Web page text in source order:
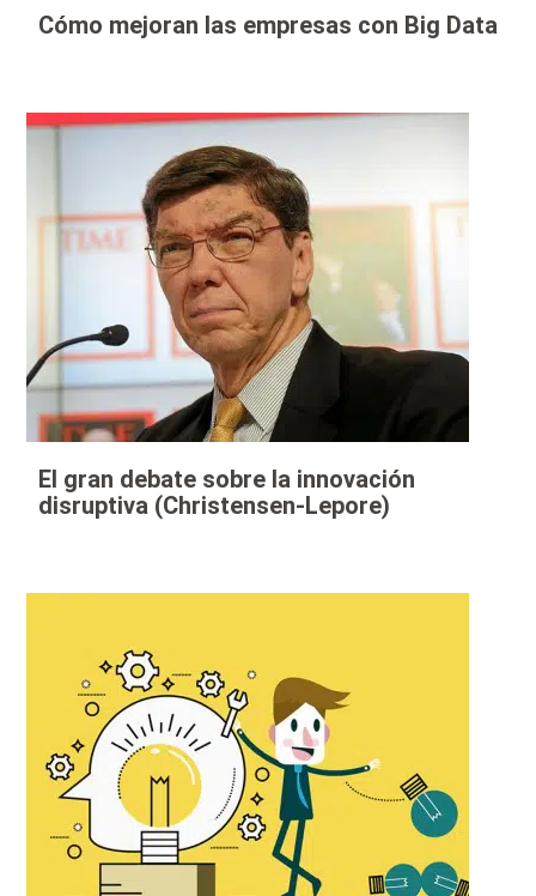
Cómo mejoran las empresas con Big Data
El gran debate sobre la innovación
disruptiva (Christensen-Lepore)